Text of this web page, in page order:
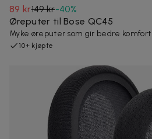
89 kr149 kr-40%
Øreputer til Bose QC45
Myke øreputer som gir bedre komfort
10+ kjøpte